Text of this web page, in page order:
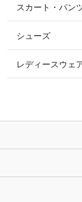
ベルト
時計・財布
キーホルダ
リング
ピアス・イヤ
ピン・ブロ
その他 アク
スカート・パン
シューズ
レディースウェ